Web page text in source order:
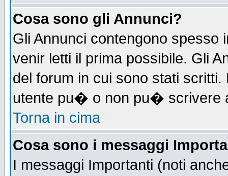
Cosa sono gli Annunci?
Gli Annunci contengono spesso
venir letti il prima possibile. Gli
del forum in cui sono stati
utente pu� o non pu� scrivere
Torna in cima
Cosa sono i messaggi
I messaggi Importanti (noti